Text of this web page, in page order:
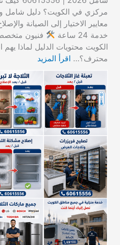
معايير الاختيار إلى الصيانة
خدمة 24 ساعة
فنيون
الكويت محتويات الدليل لماذا
محترف؟… اقرأ المزيد